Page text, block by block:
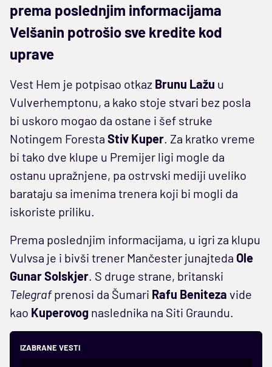
prema poslednjim informacijama
Velšanin potrošio sve kredite kod
uprave
Vest Hem je potpisao otkaz Brunu Lažu u
Vulverhemptonu, a kako stoje stvari bez posla
bi uskoro mogao da ostane i šef struke
Notingem Foresta Stiv Kuper. Za kratko vreme
bi tako dve klupe u Premijer ligi mogle da
ostanu upražnjene, pa ostrvski mediji uveliko
barataju sa imenima trenera koji bi mogli da
iskoriste priliku.
Prema poslednjim informacijama, u igri za klupu
Vulvsa je i bivši trener Mančester junajteda Ole
GunarSolskjer. S druge strane, britanski
Telegrafprenosi da Šumari Rafu Beniteza vide
kao Kuperovog naslednika na Siti Graundu.
IZABRANE VESTI